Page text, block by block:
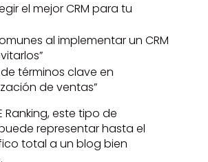
el mejor CRM para tu
al implementar un CRM
términos clave en
de ventas”
Ranking, este tipo de
representar hasta el
total a un blog bien